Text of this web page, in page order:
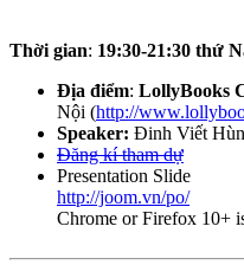
Thời gian: 19:30-21:30 thứ
Địa điểm: LollyBooks
Nội (http://
Speaker: Đinh Viết
Đăng kí tham dự
Presentation Slide
http://joom.vn/po/
Chrome or Firefox 10+